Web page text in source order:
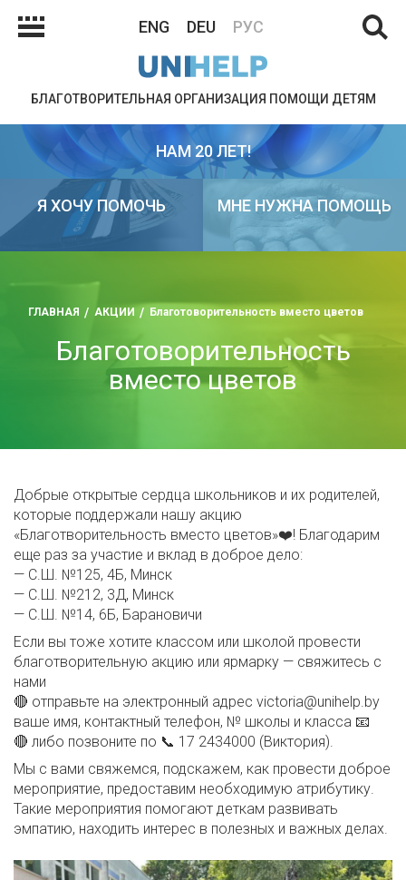
ENG DEU РУС
БЛАГОТВОРИТЕЛЬНАЯ ОРГАНИЗАЦИЯ ПОМОЩИ ДЕТЯМ
НАМ 20 ЛЕТ!
Я ХОЧУ ПОМОЧЬ МНЕ НУЖНА ПОМОЩЬ
ГЛАВНАЯ АКЦИИ Благотоворительность вместо цветов
Благотоворительность
вместо цветов
Добрые открытые сердца школьников и их родителей,
которые поддержали нашу акцию
«Благотворительность вместо цветов»❤️! Благодарим
еще раз за участие и вклад в доброе дело:
— С.Ш. №125, 4Б, Минск
— С.Ш. №212, 3Д, Минск
— С.Ш. №14, 6Б, Барановичи
Если вы тоже хотите классом или школой провести
благотворительную акцию или ярмарку — свяжитесь с
нами
🔴 отправьте на электронный адрес victoria@unihelp.by
ваше имя, контактный телефон, № школы и класса 📧
🔴 либо позвоните по 📞 17 2434000 (Виктория).
Мы с вами свяжемся, подскажем, как провести доброе
мероприятие, предоставим необходимую атрибутику.
Такие мероприятия помогают деткам развивать
эмпатию, находить интерес в полезных и важных делах.